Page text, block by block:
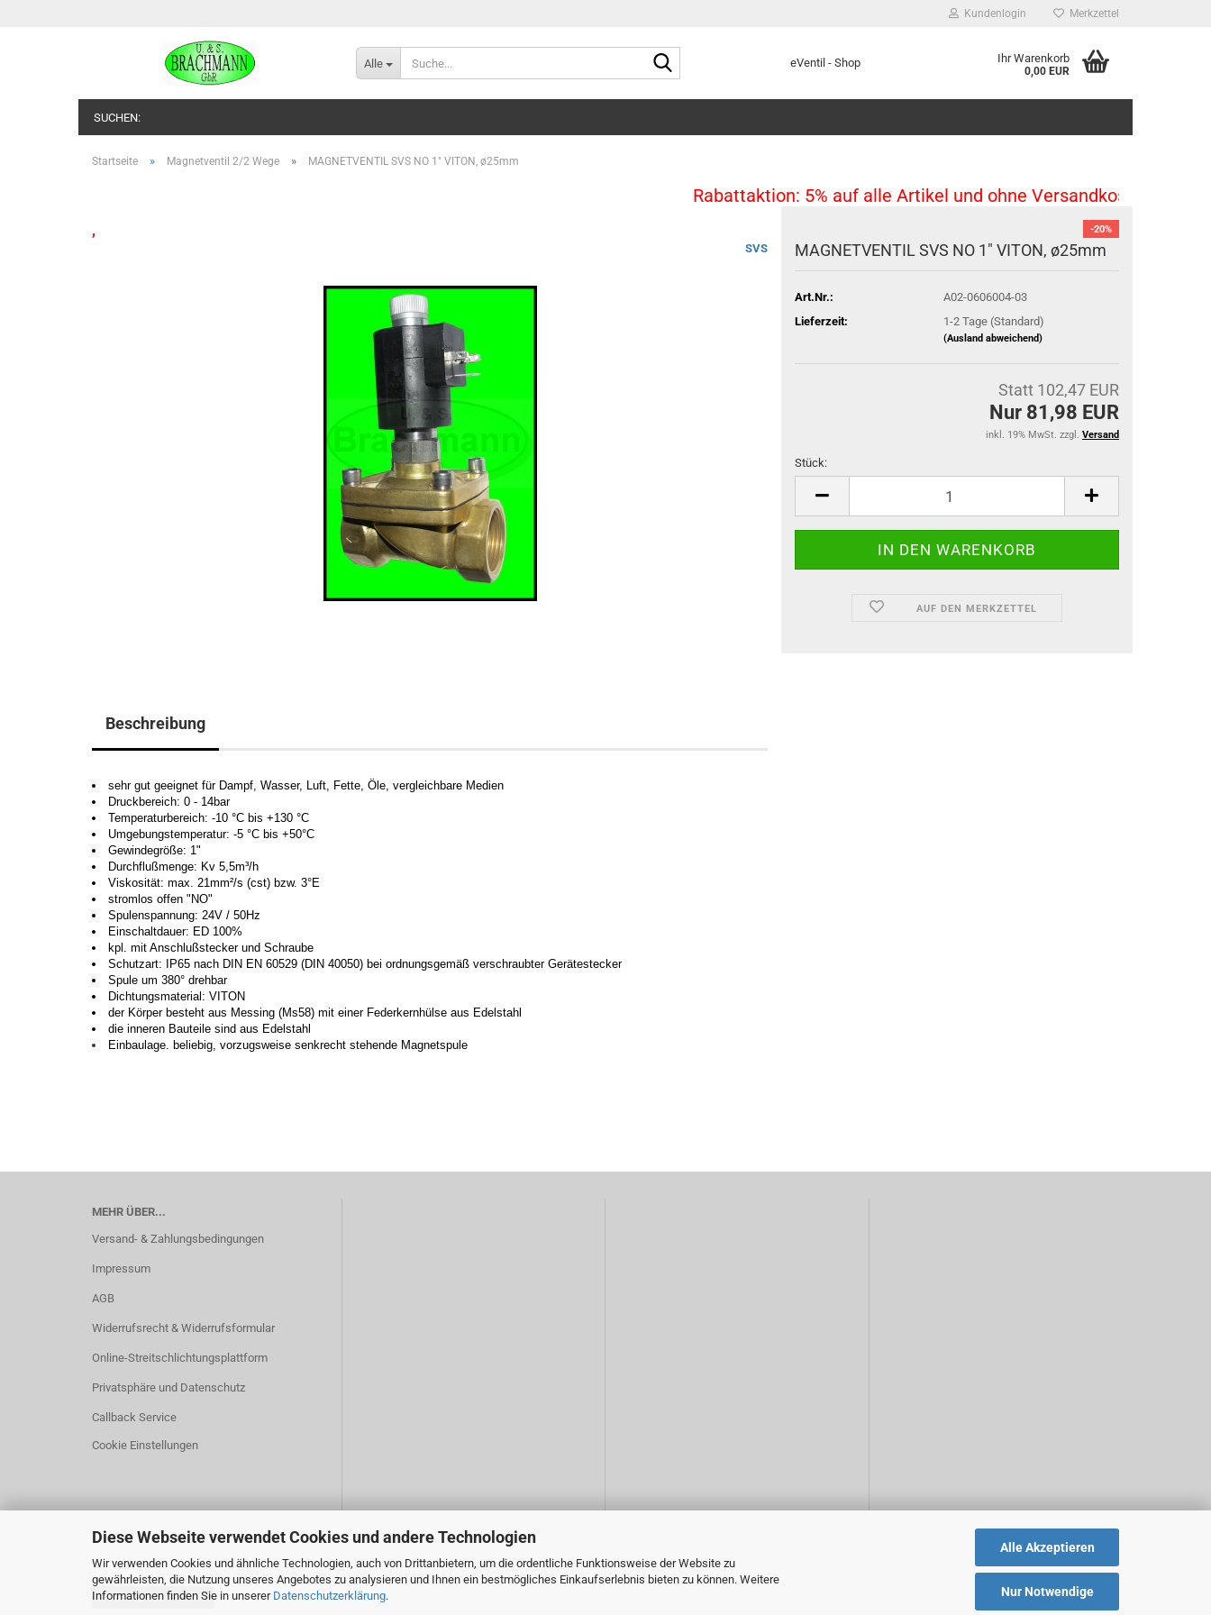
Diese Webseite verwendet Cookies und andere Technologien
Wir verwenden Cookies und ähnliche Technologien, auch von Drittanbietern, um die ordentliche Funktionsweise der Website zu
gewährleisten, die Nutzung unseres Angebotes zu analysieren und Ihnen ein bestmögliches Einkaufserlebnis bieten zu können. Weitere
Informationen finden Sie in unserer Datenschutzerklärung.
Alle Akzeptieren
Nur Notwendige
Kundenlogin Merkzettel
Alle eVentil - Shop Ihr Warenkorb
0,00 EUR
SUCHEN:
Startseite » Magnetventil 2/2 Wege » MAGNETVENTIL SVS NO 1" VITON, ø25mm
Rabattaktion: 5% auf alle Artikel und ohne Versandkosten ab 10,00€
,
SVS
-20%
MAGNETVENTIL SVS NO 1" VITON, ø25mm
Art.Nr.:
A02-0606004-03
Lieferzeit:
1-2 Tage (Standard)
(Ausland abweichend)
Statt 102,47 EUR
Nur 81,98 EUR
inkl. 19% MwSt. zzgl. Versand
Stück:
Stück
AUF DEN MERKZETTEL
Beschreibung
sehr gut geeignet für Dampf, Wasser, Luft, Fette, Öle, vergleichbare Medien
Druckbereich: 0 - 14bar
Temperaturbereich: -10 °C bis +130 °C
Umgebungstemperatur: -5 °C bis +50°C
Gewindegröße: 1"
Durchflußmenge: Kv 5,5m³/h
Viskosität: max. 21mm²/s (cst) bzw. 3°E
stromlos offen "NO"
Spulenspannung: 24V / 50Hz
Einschaltdauer: ED 100%
kpl. mit Anschlußstecker und Schraube
Schutzart: IP65 nach DIN EN 60529 (DIN 40050) bei ordnungsgemäß verschraubter Gerätestecker
Spule um 380° drehbar
Dichtungsmaterial: VITON
der Körper besteht aus Messing (Ms58) mit einer Federkernhülse aus Edelstahl
die inneren Bauteile sind aus Edelstahl
Einbaulage. beliebig, vorzugsweise senkrecht stehende Magnetspule
MEHR ÜBER...
Versand- & Zahlungsbedingungen
Impressum
AGB
Widerrufsrecht & Widerrufsformular
Online-Streitschlichtungsplattform
Privatsphäre und Datenschutz
Callback Service
Cookie Einstellungen
Vertrag widerrufen